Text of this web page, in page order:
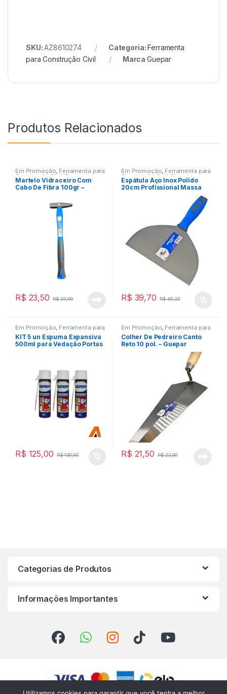
SKU:AZ8610274 Categoria:Ferramenta
para Construção Civil
Marca Guepar
Produtos Relacionados
Em Promoção, Ferramenta para
Construção Civil Ferramentas
Martelo Vidraceiro Com
Cabo De Fibra 100gr –
R$ 23,50 R$29,90
Em Promoção, Ferramenta para
Construção Civil Ferramenta
para Pintura,Ferramentas
Espátula Aço Inox Polido
20cm Profissional Massa
R$ 39,70 R$45,23
Em Promoção, Ferramenta para
Construção Civil Ferramentas
KIT 5 un Espuma Expansiva
500ml para Vedação Portas
R$ 125,00 R$139,90
Em Promoção, Ferramenta para
Construção Civil Ferramentas
Colher De Pedreiro Canto
Reto 10 pol. – Guepar
R$ 21,50 R$23,90
Categorias de Produtos
Informações Importantes